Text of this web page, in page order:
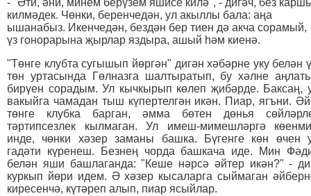
- "Әти, әни, минем берүзем яшисе килә", - дигәч, без
килмәдек. Чөнки, беренчедән, ул акыллы бала: аңа
ышанабыз. Икенчедән, бездән бер тиен дә акча сорамый,
үз гонорарына җырлар яздыра, ашый һәм киенә.
"Төнге клубта сугышып йөргән" дигән хәбәрне уку белән
төн уртасында Гөлназга шалтыратып, бу хәлне
бирүен сорадым. Ул кычкырып көлеп җибәрде. Баксаң,
вакыйга чамадан тыш күпертелгән икән. Пиар, ягъни.
төнге клубка барган, әмма бөтен дөнья
тәртипсезлек кылмаган. Ул имеш-мимешләргә
инде, чөнки хәзер заманы башка. Бүгенге көн өчен
гадәти күренеш. Безнең чорда башкача иде. Мин
белән яши башлаганда: "Кеше нәрсә әйтер икән?" -
куркып йөри идем. Ә хәзер кысаларга сыймаган
киресенчә, күтәреп алып, пиар ясыйлар.